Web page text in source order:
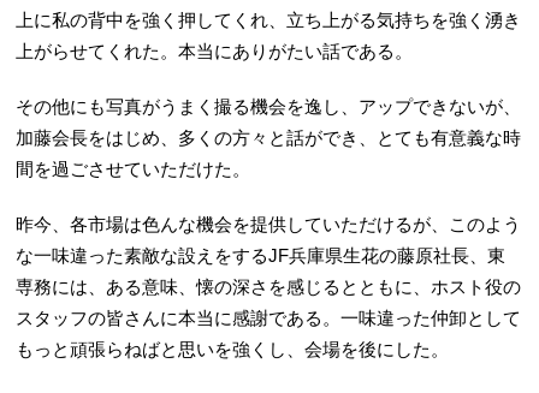
上に私の背中を強く押してくれ、立ち上がる気持ちを強く湧き
上がらせてくれた。本当にありがたい話である。
その他にも写真がうまく撮る機会を逸し、アップできないが、
加藤会長をはじめ、多くの方々と話ができ、とても有意義な時
間を過ごさせていただけた。
昨今、各市場は色んな機会を提供していただけるが、このよう
な一味違った素敵な設えをするJF兵庫県生花の藤原社長、東
専務には、ある意味、懐の深さを感じるとともに、ホスト役の
スタッフの皆さんに本当に感謝である。一味違った仲卸として
もっと頑張らねばと思いを強くし、会場を後にした。